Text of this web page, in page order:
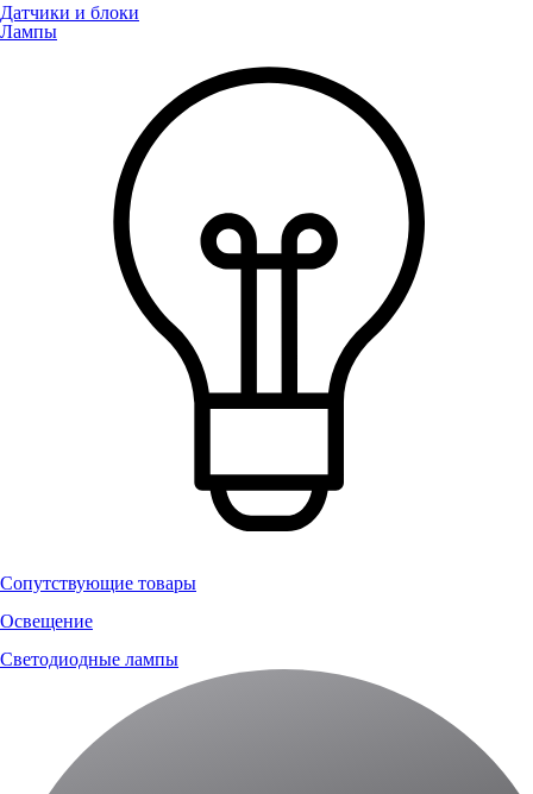
Датчики и блоки
Лампы
Сопутствующие товары
Освещение
Светодиодные лампы